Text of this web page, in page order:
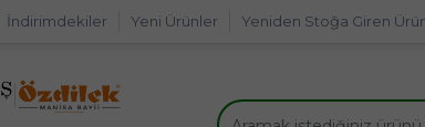
İndirimdekiler Yeni Ürünler Yeniden Stoğa Giren